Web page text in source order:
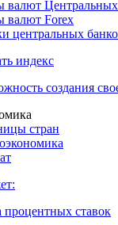
валют
валют Forex
центральных
индекс
создания
стран
процентных ставок